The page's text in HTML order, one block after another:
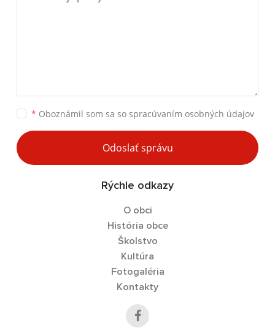
* Oboznámil som sa so spracúvaním osobných údajov
Odoslať správu
Rýchle odkazy
O obci
História obce
Školstvo
Kultúra
Fotogaléria
Kontakty